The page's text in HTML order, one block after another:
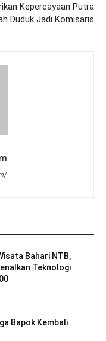
Kepercayaan Putra
Duduk Jadi Komisaris
Bahari NTB,
Teknologi
Bapok Kembali